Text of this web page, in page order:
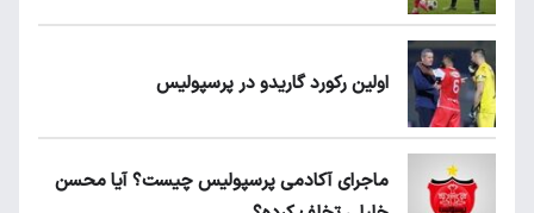
اولین رکورد گاریدو در پرسپولیس
ماجرای آکادمی پرسپولیس چیست؟ آیا محسن